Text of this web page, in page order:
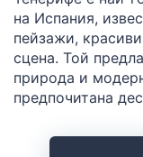
на Испания,
пейзажи,
сцена. Той
природа и
предпочитана